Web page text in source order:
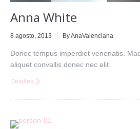
Anna White
8 agosto, 2013 By AnaValenciana
Donec tempus imperdiet venenatis.
aliquet convallis donec nec elit.
Detalles